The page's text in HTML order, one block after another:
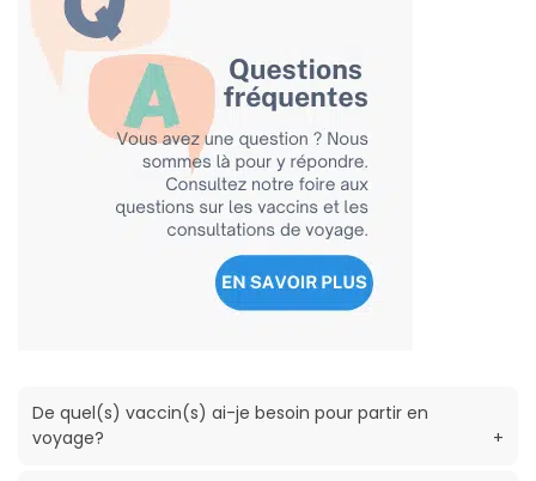
De quel(s) vaccin(s) ai-je besoin pour partir en
voyage?
+